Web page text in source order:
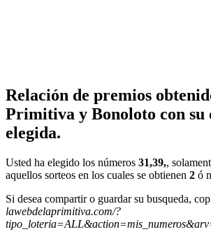
Relación de premios
Primitiva y Bonoloto con su
elegida.
Usted ha elegido los números 31,39,,
aquellos sorteos en los cuales se obtienen 2 ó
Si desea compartir o guardar su busqueda,
lawebdelaprimitiva.com/?